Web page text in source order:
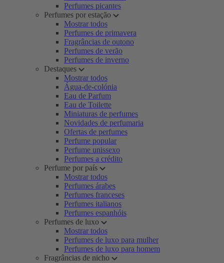
Perfumes picantes
Perfumes por estação
Mostrar todos
Perfumes de primavera
Fragrâncias de outono
Perfumes de verão
Perfumes de inverno
Destaques
Mostrar todos
Água-de-colónia
Eau de Parfum
Eau de Toilette
Miniaturas de perfumes
Novidades de perfumaria
Ofertas de perfumes
Perfume popular
Perfume unissexo
Perfumes a crédito
Perfume por país
Mostrar todos
Perfumes árabes
Perfumes franceses
Perfumes italianos
Perfumes espanhóis
Perfumes de luxo
Mostrar todos
Perfumes de luxo para mulher
Perfumes de luxo para homem
Fragrâncias de nicho